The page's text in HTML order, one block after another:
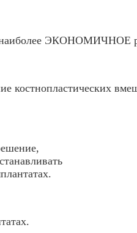
наиболее ЭКОНОМИЧНОЕ
костнопластических